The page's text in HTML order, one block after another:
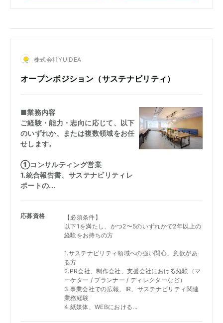
株式会社YUIDEA
オープンポジション（サステナビリティ）
■業務内容
ご経験・能力・志向に応じて、以下
のいずれか、または複数領域をお任
せします。
①コンサルティング営業
1.統合報告書、サステナビリティレ
ポートの...
応募資格
【必須条件】
以下1を満たし、かつ2〜5のいずれかで2年以上の
経験をお持ちの方
1.サステナビリティ領域への強い関心、意欲があ
る方
2.PR会社、制作会社、支援会社における経験（マ
ーケター / プランナー / ディレクターなど）
3.事業会社での広報、IR、サステナビリティ関連
業務経験
4.紙媒体、WEBにおける...